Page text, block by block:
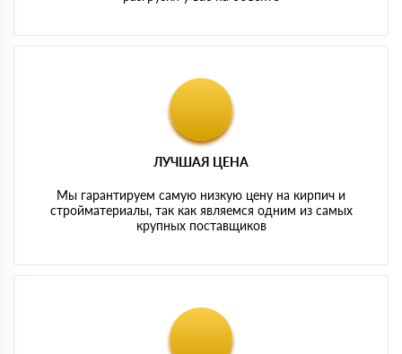
ЛУЧШАЯ ЦЕНА
Мы гарантируем самую низкую цену на кирпич и
стройматериалы, так как являемся одним из самых
крупных поставщиков